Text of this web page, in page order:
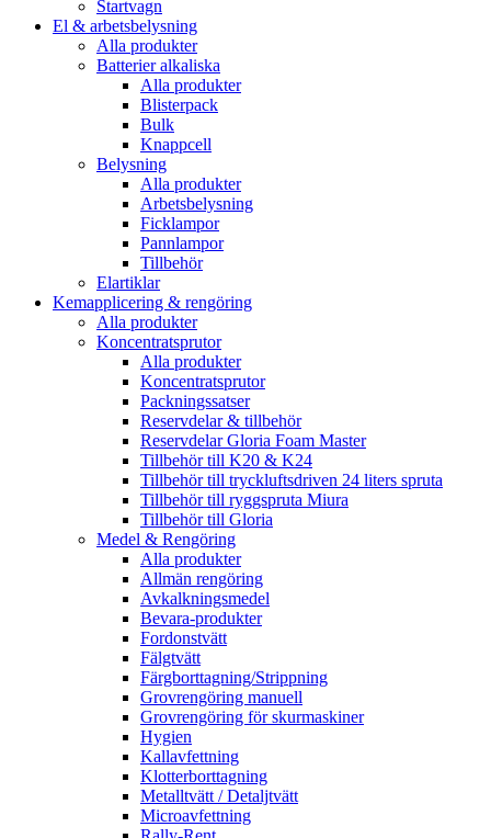
Startvagn
El & arbetsbelysning
Alla produkter
Batterier alkaliska
Alla produkter
Blisterpack
Bulk
Knappcell
Belysning
Alla produkter
Arbetsbelysning
Ficklampor
Pannlampor
Tillbehör
Elartiklar
Kemapplicering & rengöring
Alla produkter
Koncentratsprutor
Alla produkter
Koncentratsprutor
Packningssatser
Reservdelar & tillbehör
Reservdelar Gloria Foam Master
Tillbehör till K20 & K24
Tillbehör till tryckluftsdriven 24 liters spruta
Tillbehör till ryggspruta Miura
Tillbehör till Gloria
Medel & Rengöring
Alla produkter
Allmän rengöring
Avkalkningsmedel
Bevara-produkter
Fordonstvätt
Fälgtvätt
Färgborttagning/Strippning
Grovrengöring manuell
Grovrengöring för skurmaskiner
Hygien
Kallavfettning
Klotterborttagning
Metalltvätt / Detaljtvätt
Microavfettning